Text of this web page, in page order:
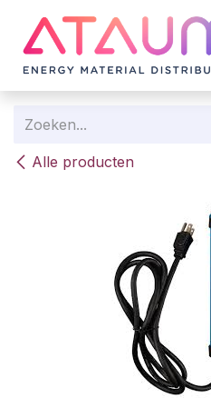
Alle producten